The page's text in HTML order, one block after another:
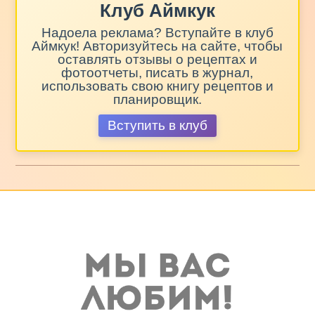
Клуб Аймкук
Надоела реклама? Вступайте в клуб
Аймкук! Авторизуйтесь на сайте, чтобы
оставлять отзывы о рецептах и
фотоотчеты, писать в журнал,
использовать свою книгу рецептов и
планировщик.
Вступить в клуб